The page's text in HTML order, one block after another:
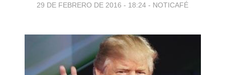
29 DE FEBRERO DE 2016 - 18:24 - NOTICAFÉ